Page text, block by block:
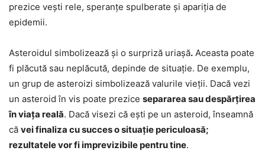
prezice vești rele, speranțe spulberate și apariția de
epidemii.
Asteroidul simbolizează și o surpriză uriașă. Aceasta poate
fi plăcută sau neplăcută, depinde de situație. De exemplu,
un grup de asteroizi simbolizează valurile vieții. Dacă vezi
un asteroid în vis poate prezice separarea sau despărțirea
în viața reală. Dacă visezi că ești pe un asteroid, înseamnă
că vei finaliza cu succes o situație periculoasă;
rezultatele vor fi imprevizibile pentru tine.